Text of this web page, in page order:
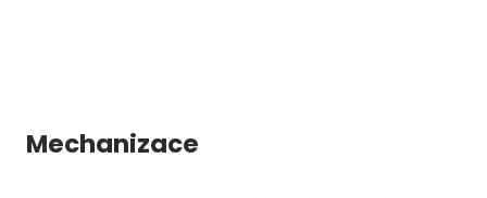
Mechanizace